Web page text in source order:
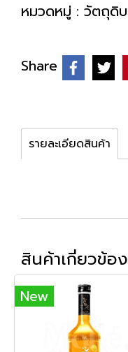
หมวดหมู่ : วัตถุดิบ
Share
รายละเอียดสินค้า
สินค้าเกี่ยวข้อง
New